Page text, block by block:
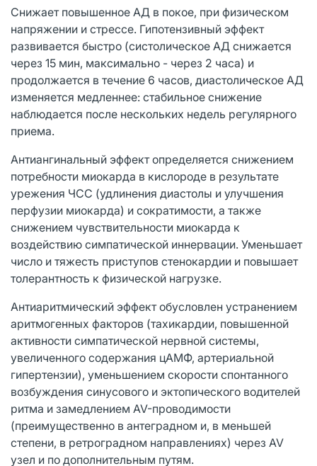
Снижает повышенное АД в покое, при физическом
напряжении и стрессе. Гипотензивный эффект
развивается быстро (систолическое АД снижается
через 15 мин, максимально - через 2 часа) и
продолжается в течение 6 часов, диастолическое АД
изменяется медленнее: стабильное снижение
наблюдается после нескольких недель регулярного
приема.
Антиангинальный эффект определяется снижением
потребности миокарда в кислороде в результате
урежения ЧСС (удлинения диастолы и улучшения
перфузии миокарда) и сократимости, а также
снижением чувствительности миокарда к
воздействию симпатической иннервации. Уменьшает
число и тяжесть приступов стенокардии и повышает
толерантность к физической нагрузке.
Антиаритмический эффект обусловлен устранением
аритмогенных факторов (тахикардии, повышенной
активности симпатической нервной системы,
увеличенного содержания цАМФ, артериальной
гипертензии), уменьшением скорости спонтанного
возбуждения синусового и эктопического водителей
ритма и замедлением AV-проводимости
(преимущественно в антеградном и, в меньшей
степени, в ретроградном направлениях) через AV
узел и по дополнительным путям.